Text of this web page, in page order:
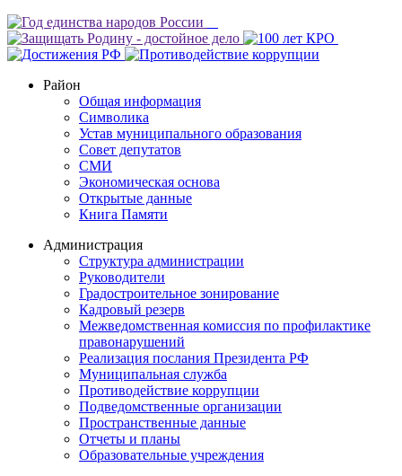
Район
Общая информация
Символика
Устав муниципального образования
Совет депутатов
СМИ
Экономическая основа
Открытые данные
Книга Памяти
Администрация
Структура администрации
Руководители
Градостроительное зонирование
Кадровый резерв
Межведомственная комиссия по профилактике
правонарушений
Реализация послания Президента РФ
Муниципальная служба
Противодействие коррупции
Подведомственные организации
Пространственные данные
Отчеты и планы
Образовательные учреждения